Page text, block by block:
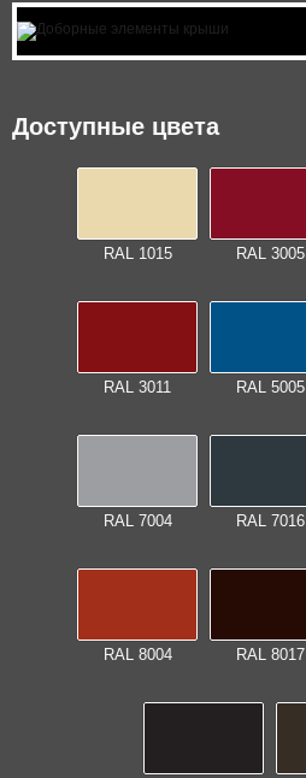
ФАСАДНЫЕ ПАНЕЛИ
КАССЕТЫ
Доступные цвета
RAL 1015 RAL 3005
RAL 3011 RAL 5005
RAL 7004 RAL 7016
RAL 8004 RAL 8017